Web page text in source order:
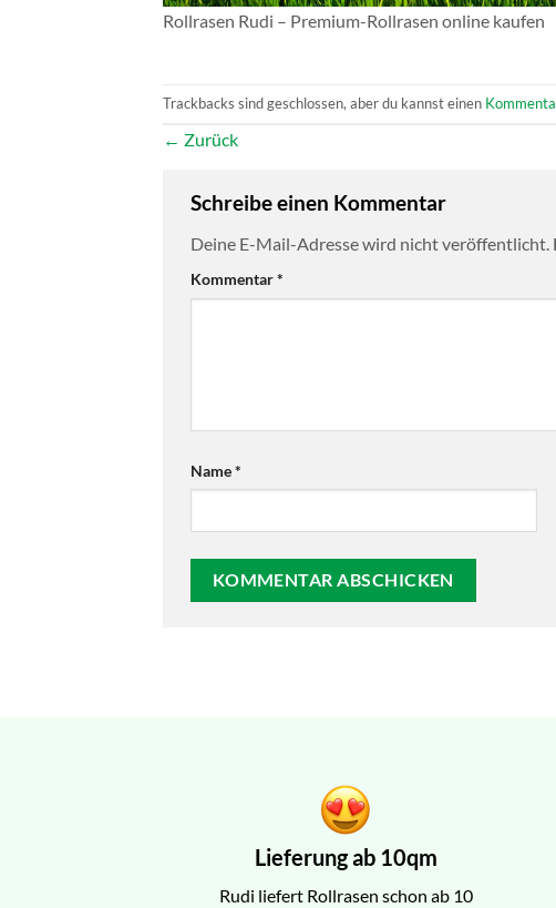
Rollrasen Rudi – Premium-Rollrasen online kaufen
Trackbacks sind geschlossen, aber du kannst einen
← Zurück
Schreibe einen Kommentar
Deine E-Mail-Adresse wird nicht veröffentlicht.
Kommentar*
Name*
Lieferung ab 10qm
Rudi liefert Rollrasen schon ab 10